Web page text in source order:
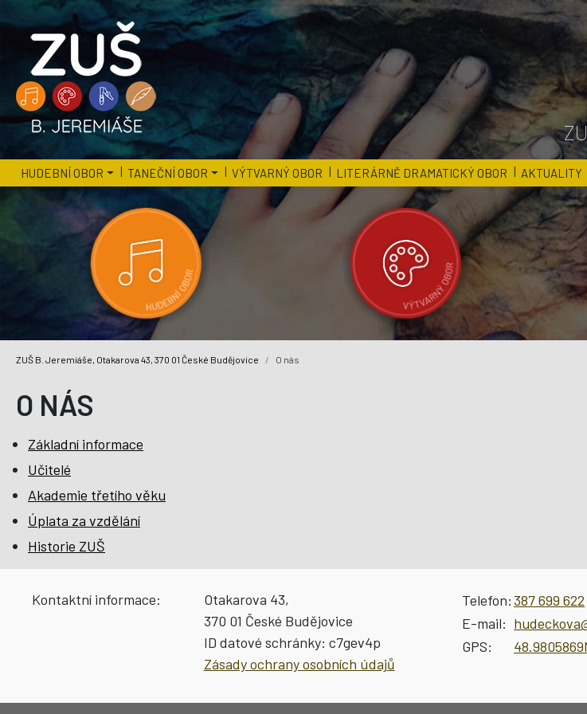
HUDEBNÍ OBOR TANEČNÍ OBOR VÝTVARNÝ OBOR LITERÁRNĚ DRAMATICKÝ OBOR AKTUALITY
ZUŠ B. Jeremiáše, Otakarova 43, 370 01 České Budějovice O nás
O NÁS
Základní informace
Učitelé
Akademie třetího věku
Úplata za vzdělání
Historie ZUŠ
Kontaktní informace:
Otakarova 43,
370 01 České Budějovice
ID datové schránky: c7gev4p
Zásady ochrany osobních údajů
Telefon: 387 699 622
E-mail:
GPS: